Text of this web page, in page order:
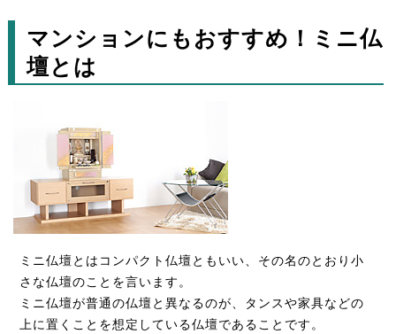
マンションにもおすすめ！ミニ仏
壇とは
ミニ仏壇とはコンパクト仏壇ともいい、その名のとおり小
さな仏壇のことを言います。
ミニ仏壇が普通の仏壇と異なるのが、タンスや家具などの
上に置くことを想定している仏壇であることです。